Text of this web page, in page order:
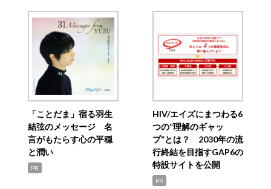
「ことだま」宿る羽生
結弦のメッセージ 名
言がもたらす心の平穏
と潤い
PR
HIV/エイズにまつわる6
つの“理解のギャッ
プ”とは？ 2030年の流
行終結を目指すGAP6の
特設サイトを公開
PR